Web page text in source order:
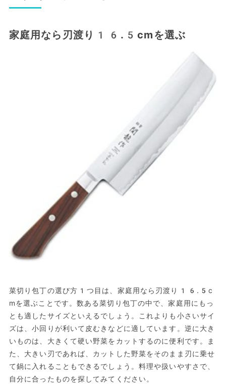
家庭用なら刃渡り16.5cmを選ぶ
菜切り包丁の選び方1つ目は、家庭用なら刃渡り16.5c
mを選ぶことです。数ある菜切り包丁の中で、家庭用にもっ
とも適したサイズといえるでしょう。これよりも小さいサイ
ズは、小回りが利いて皮むきなどに適しています。逆に大き
いものは、大きくて硬い野菜をカットするのに便利です。ま
た、大きい刃であれば、カットした野菜をそのまま刃に乗せ
て鍋に入れることもできるでしょう。料理や扱いやすさで、
自分に合ったものを探してみてください。